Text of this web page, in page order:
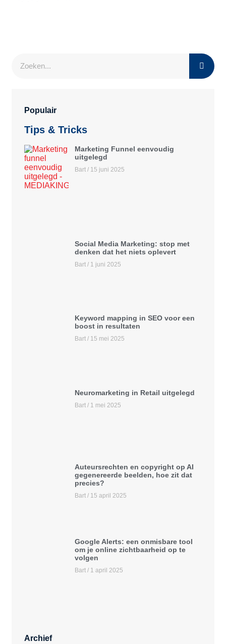
Populair
Tips & Tricks
Marketing Funnel eenvoudig
uitgelegd
Bart 15 juni 2025
Social Media Marketing: stop met
denken dat het niets oplevert
Bart 1 juni 2025
Keyword mapping in SEO voor een
boost in resultaten
Bart 15 mei 2025
Neuromarketing in Retail uitgelegd
Bart 1 mei 2025
Auteursrechten en copyright op AI
gegenereerde beelden, hoe zit dat
precies?
Bart 15 april 2025
Google Alerts: een onmisbare tool
om je online zichtbaarheid op te
volgen
Bart 1 april 2025
Archief